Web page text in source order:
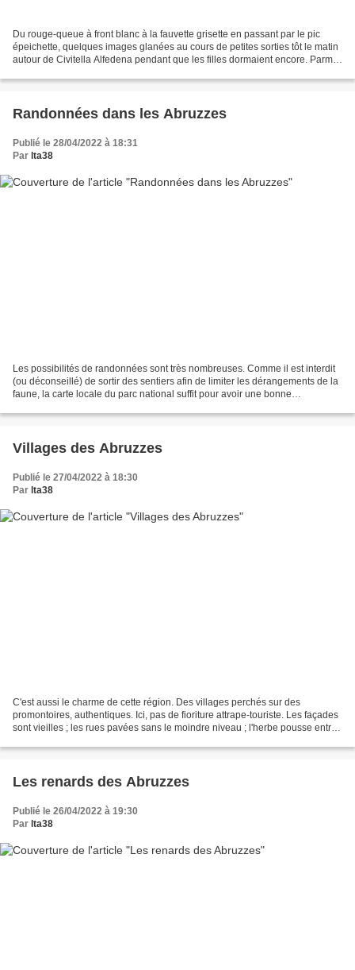
Du rouge-queue à front blanc à la fauvette grisette en passant par le pic
épeichette, quelques images glanées au cours de petites sorties tôt le matin
autour de Civitella Alfedena pendant que les filles dormaient encore. Parmi
Randonnées dans les Abruzzes
Publié le 28/04/2022 à 18:31
Par lta38
Les possibilités de randonnées sont très nombreuses. Comme il est interdit
(ou déconseillé) de sortir des sentiers afin de limiter les dérangements de la
faune, la carte locale du parc national suffit pour avoir une bonne
Villages des Abruzzes
Publié le 27/04/2022 à 18:30
Par lta38
C'est aussi le charme de cette région. Des villages perchés sur des
promontoires, authentiques. Ici, pas de fioriture attrape-touriste. Les façades
sont vieilles ; les rues pavées sans le moindre niveau ; l'herbe pousse entre
Les renards des Abruzzes
Publié le 26/04/2022 à 19:30
Par lta38